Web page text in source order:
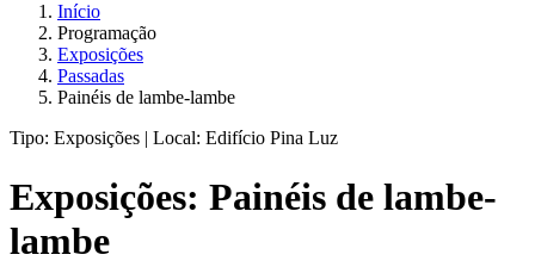
Início
Programação
Exposições
Passadas
Painéis de lambe-lambe
Tipo: Exposições | Local: Edifício Pina Luz
Exposições: Painéis de lambe-
lambe